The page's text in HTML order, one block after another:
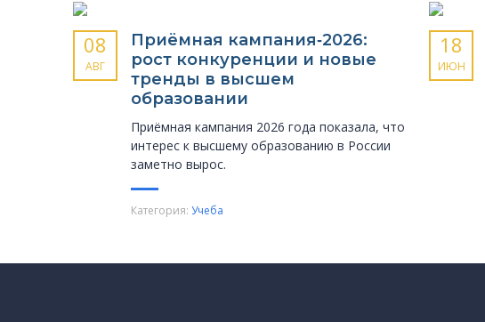
08
АВГ
Приёмная кампания‑2026:
рост конкуренции и новые
тренды в высшем
образовании
Приёмная кампания 2026 года показала, что
интерес к высшему образованию в России
заметно вырос.
Категория: Учеба
18
ИЮН